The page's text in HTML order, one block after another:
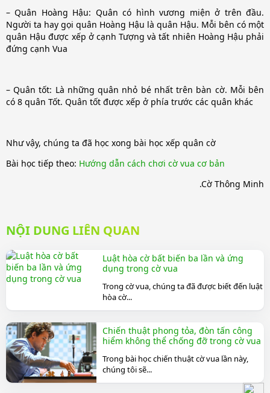
– Quân Hoàng Hậu: Quân có hình vương miện ở trên đầu.
Người ta hay gọi quân Hoàng Hậu là quân Hậu. Mỗi bên có một
quân Hậu được xếp ở cạnh Tượng và tất nhiên Hoàng Hậu phải
đứng cạnh Vua
– Quân tốt: Là những quân nhỏ bé nhất trên bàn cờ. Mỗi bên
có 8 quân Tốt. Quân tốt được xếp ở phía trước các quân khác
Như vậy, chúng ta đã học xong bài học xếp quân cờ
Bài học tiếp theo: Hướng dẫn cách chơi cờ vua cơ bản
.Cờ Thông Minh
NỘI DUNG LIÊN QUAN
Luật hòa cờ bất biến ba lần và ứng
dụng trong cờ vua
Trong cờ vua, chúng ta đã được biết đến luật
hòa cờ...
Chiến thuật phong tỏa, đòn tấn công
hiểm không thể chống đỡ trong cờ vua
Trong bài học chiến thuật cờ vua lần này,
chúng tôi sẽ...